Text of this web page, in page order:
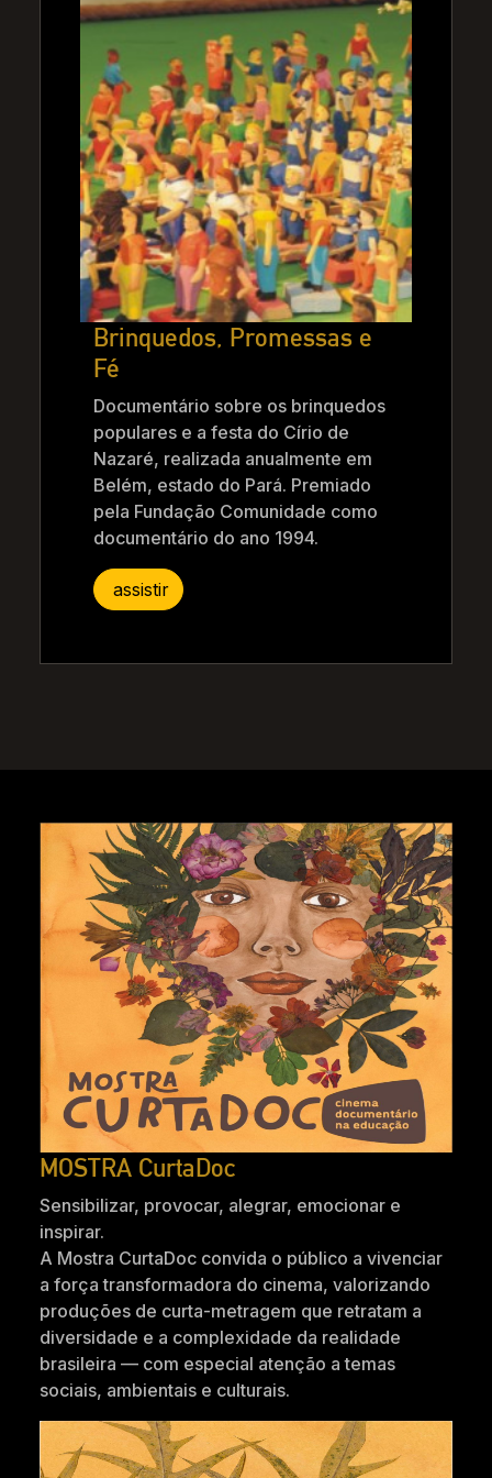
Brinquedos, Promessas e
Fé
Documentário sobre os brinquedos
populares e a festa do Círio de
Nazaré, realizada anualmente em
Belém, estado do Pará. Premiado
pela Fundação Comunidade como
documentário do ano 1994.
assistir
MOSTRA CurtaDoc
Sensibilizar, provocar, alegrar, emocionar e
inspirar.
A Mostra CurtaDoc convida o público a vivenciar
a força transformadora do cinema, valorizando
produções de curta-metragem que retratam a
diversidade e a complexidade da realidade
brasileira — com especial atenção a temas
sociais, ambientais e culturais.